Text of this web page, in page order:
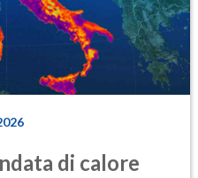
di calore